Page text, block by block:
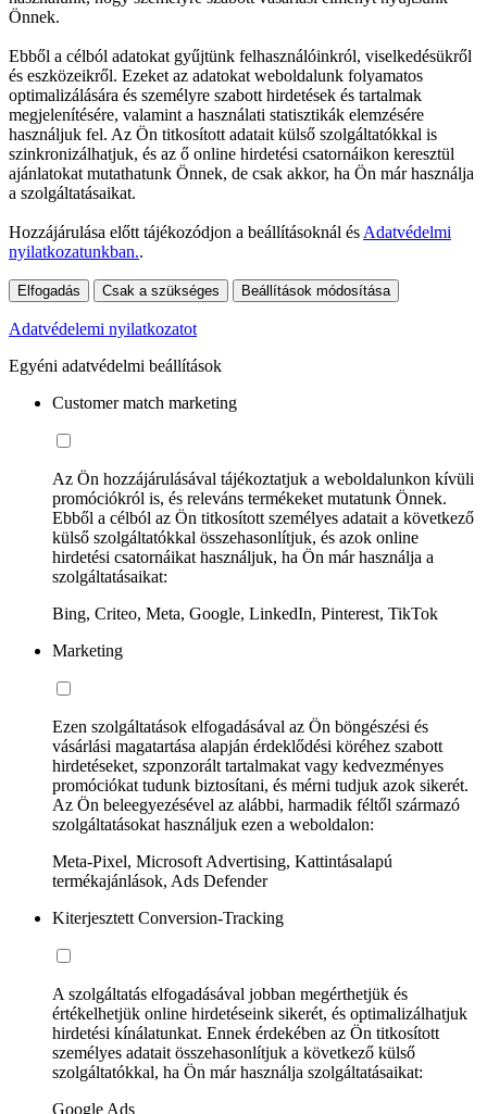
Önnek.
Ebből a célból adatokat gyűjtünk felhasználóinkról, viselkedésükről
és eszközeikről. Ezeket az adatokat weboldalunk folyamatos
optimalizálására és személyre szabott hirdetések és tartalmak
megjelenítésére, valamint a használati statisztikák elemzésére
használjuk fel. Az Ön titkosított adatait külső szolgáltatókkal is
szinkronizálhatjuk, és az ő online hirdetési csatornáikon keresztül
ajánlatokat mutathatunk Önnek, de csak akkor, ha Ön már használja
a szolgáltatásaikat.
Hozzájárulása előtt tájékozódjon a beállításoknál és Adatvédelmi
nyilatkozatunkban..
Elfogadás Csak a szükséges Beállítások módosítása
Adatvédelemi nyilatkozatot
Egyéni adatvédelmi beállítások
Customer match marketing
Az Ön hozzájárulásával tájékoztatjuk a weboldalunkon kívüli
promóciókról is, és releváns termékeket mutatunk Önnek.
Ebből a célból az Ön titkosított személyes adatait a következő
külső szolgáltatókkal összehasonlítjuk, és azok online
hirdetési csatornáikat használjuk, ha Ön már használja a
szolgáltatásaikat:
Bing, Criteo, Meta, Google, LinkedIn, Pinterest, TikTok
Marketing
Ezen szolgáltatások elfogadásával az Ön böngészési és
vásárlási magatartása alapján érdeklődési köréhez szabott
hirdetéseket, szponzorált tartalmakat vagy kedvezményes
promóciókat tudunk biztosítani, és mérni tudjuk azok sikerét.
Az Ön beleegyezésével az alábbi, harmadik féltől származó
szolgáltatásokat használjuk ezen a weboldalon:
Meta-Pixel, Microsoft Advertising, Kattintásalapú
termékajánlások, Ads Defender
Kiterjesztett Conversion-Tracking
A szolgáltatás elfogadásával jobban megérthetjük és
értékelhetjük online hirdetéseink sikerét, és optimalizálhatjuk
hirdetési kínálatunkat. Ennek érdekében az Ön titkosított
személyes adatait összehasonlítjuk a következő külső
szolgáltatókkal, ha Ön már használja szolgáltatásaikat:
Google Ads